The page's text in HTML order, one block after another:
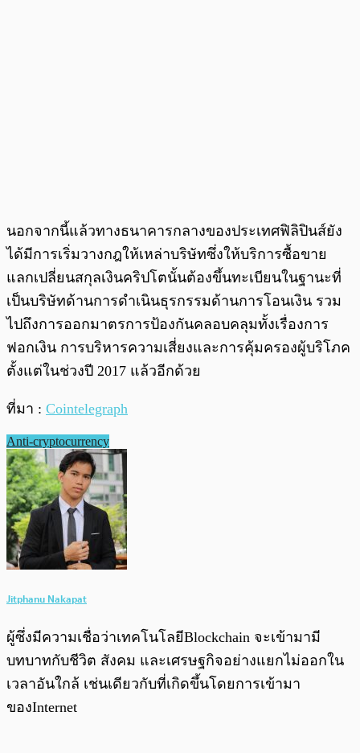
นอกจากนี้แล้วทางธนาคารกลางของประเทศฟิลิปินส์ยัง
ได้มีการเริ่มวางกฎให้เหล่าบริษัทซึ่งให้บริการซื้อขาย
แลกเปลี่ยนสกุลเงินคริปโตนั้นต้องขึ้นทะเบียนในฐานะที่
เป็นบริษัทด้านการดำเนินธุรกรรมด้านการโอนเงิน รวม
ไปถึงการออกมาตรการป้องกันคลอบคลุมทั้งเรื่องการ
ฟอกเงิน การบริหารความเสี่ยงและการคุ้มครองผู้บริโภค
ตั้งแต่ในช่วงปี 2017 แล้วอีกด้วย
ที่มา : Cointelegraph
Anti-cryptocurrency
Jitphanu Nakapat
ผู้ซึ่งมีความเชื่อว่าเทคโนโลยีBlockchain จะเข้ามามี
บทบาทกับชีวิต สังคม และเศรษฐกิจอย่างแยกไม่ออกใน
เวลาอันใกล้ เช่นเดียวกับที่เกิดขึ้นโดยการเข้ามา
ของInternet